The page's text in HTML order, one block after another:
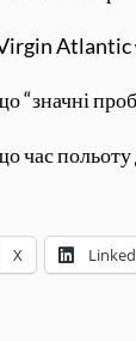
Atlantic
“значні
час
X